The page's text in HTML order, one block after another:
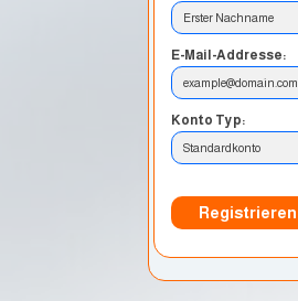
Erster Nachname
E-Mail-Addresse:
example@domain.com
Konto Typ:
Standardkonto
Registrieren